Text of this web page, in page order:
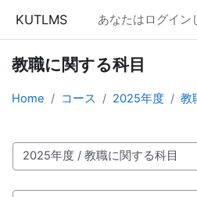
KUTLMS あなたはログイン
教職に関する科目
Home コース 2025年度 教
コースカテゴリ